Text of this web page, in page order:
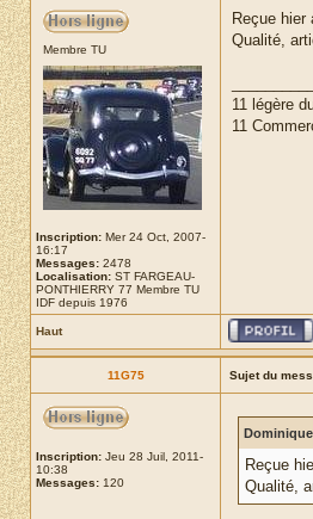
Membre TU
Inscription: Mer 24 Oct, 2007-
16:17
Messages: 2478
Localisation: ST FARGEAU-
PONTHIERRY 77 Membre TU
IDF depuis 1976
Reçue
Qualité,
11 légère
11
Haut
11G75 Sujet du
Inscription: Jeu 28 Juil, 2011-
10:38
Messages: 120
Reçue
Qualité,